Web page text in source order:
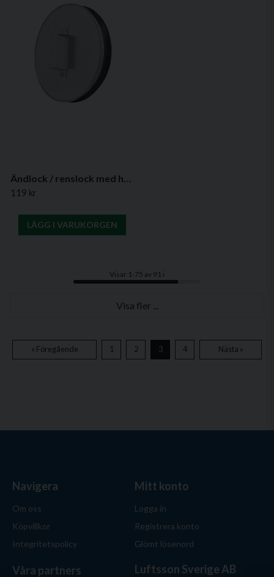
119 kr
LÄGG I VARUKORGEN
Visar 1-75 av 91 i
Visa fler ...
« Föregående 1 2 3 4 Nästa »
Navigera
Om oss
Köpvillkor
Integritetspolicy
Mitt konto
Logga in
Registrera konto
Glömt lösenord
Våra partners Luftsson Sverige AB